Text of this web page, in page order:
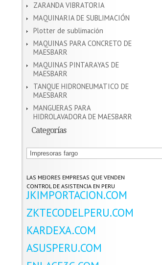
ZARANDA VIBRATORIA
MAQUINARIA DE SUBLIMACIÓN
Plotter de sublimación
MAQUINAS PARA CONCRETO DE
MAESBARR
MAQUINAS PINTARAYAS DE
MAESBARR
TANQUE HIDRONEUMATICO DE
MAESBARR
MANGUERAS PARA
HIDROLAVADORA DE MAESBARR
Categorías
Categorías
LAS MEJORES EMPRESAS QUE VENDEN
CONTROL DE ASISTENCIA EN PERU
JKIMPORTACION.COM
ZKTECODELPERU.COM
KARDEXA.COM
ASUSPERU.COM